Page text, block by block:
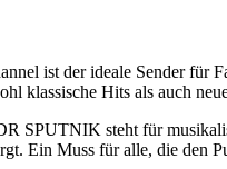
ist der ideale Sender für
klassische Hits als auch
SPUTNIK steht für
Ein Muss für alle, die den